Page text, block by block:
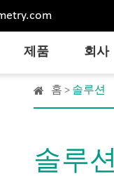
제품 회사
홈 솔루션
솔루션